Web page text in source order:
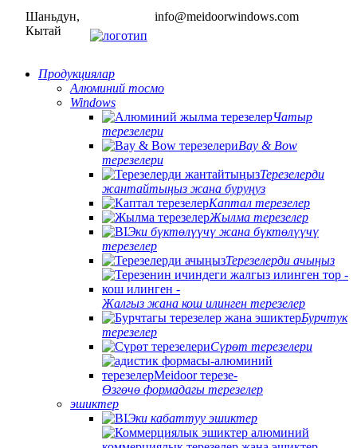
Шаньдун,
Кытай
info@meidoorwindows.com
Продукциялар
Алюминий тосмо
Windows
Чатыр
терезелери
Bay & Bow
терезелери
Терезелерди
жантайтыңыз жана буруңуз
Каптал терезелер
Жылма терезелер
Эки бүктөлүүчү жана бүктөлүүчү
терезелер
Терезелерди ачыңыз
Жалгыз жана кош илинген терезелер
Бурчтук
терезелер
Сүрөт терезелери
Өзгөчө формадагы терезелер
эшиктер
Эки кабаттуу эшиктер